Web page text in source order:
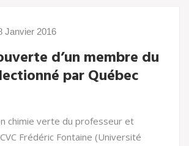
Janvier 2016
d’un membre du
par Québec
chimie verte du professeur et
Frédéric Fontaine (Université